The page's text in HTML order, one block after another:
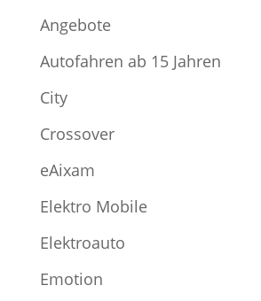
Angebote
Autofahren ab 15 Jahren
City
Crossover
eAixam
Elektro Mobile
Elektroauto
Emotion